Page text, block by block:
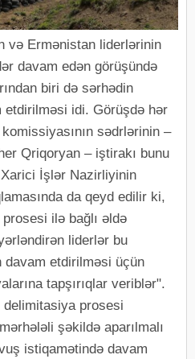
və Ermənistan liderlərinin
davam edən görüşündə
biri də sərhədin
etdirilməsi idi. Görüşdə hər
sədrlərinin –
Qriqoryan – iştirakı bunu
İşlər Nazirliyinin
da qeyd edilir ki,
ilə bağlı əldə
liderlər bu
etdirilməsi üçün
tapşırıqlar veriblər".
delimitasiya prosesi
şəkildə aparılmalı
istiqamətində davam